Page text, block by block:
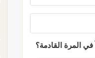
المرة القادمة؟